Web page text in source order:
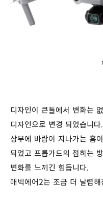
디자인이 큰틀에서 변화는
디자인으로 변경 되었습니다.
상부에 바람이 지나가는 홈
되었고 프롭가드의 접히는
변화를 느끼긴 힘듭니다.
매빅에어2는 조금 더 날렵